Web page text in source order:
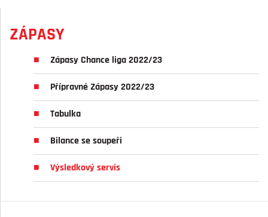
ZÁPASY
Zápasy Chance liga 2022/23
Přípravné Zápasy 2022/23
Tabulka
Bilance se soupeři
Výsledkový servis